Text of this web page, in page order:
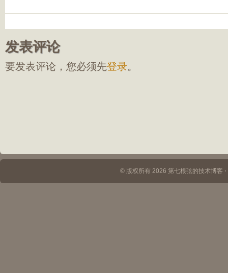
发表评论
要发表评论，您必须先登录。
© 版权所有 2026 第七根弦的技术博客